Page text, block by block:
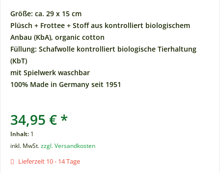
Größe: ca. 29 x 15 cm
Plüsch + Frottee + Stoff aus kontrolliert biologischem
Anbau (KbA), organic cotton
Füllung: Schafwolle kontrolliert biologische Tierhaltung
(KbT)
mit Spielwerk waschbar
100% Made in Germany seit 1951
34,95 € *
Inhalt: 1
inkl. MwSt.zzgl. Versandkosten
Lieferzeit 10 - 14 Tage